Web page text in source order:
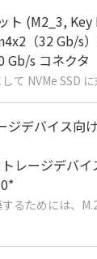
ト (M2_3,
（32 Gb/s
Gb/s コネクタ
て NVMe SSD
ジデバイス向
レージデバイ
るためには、